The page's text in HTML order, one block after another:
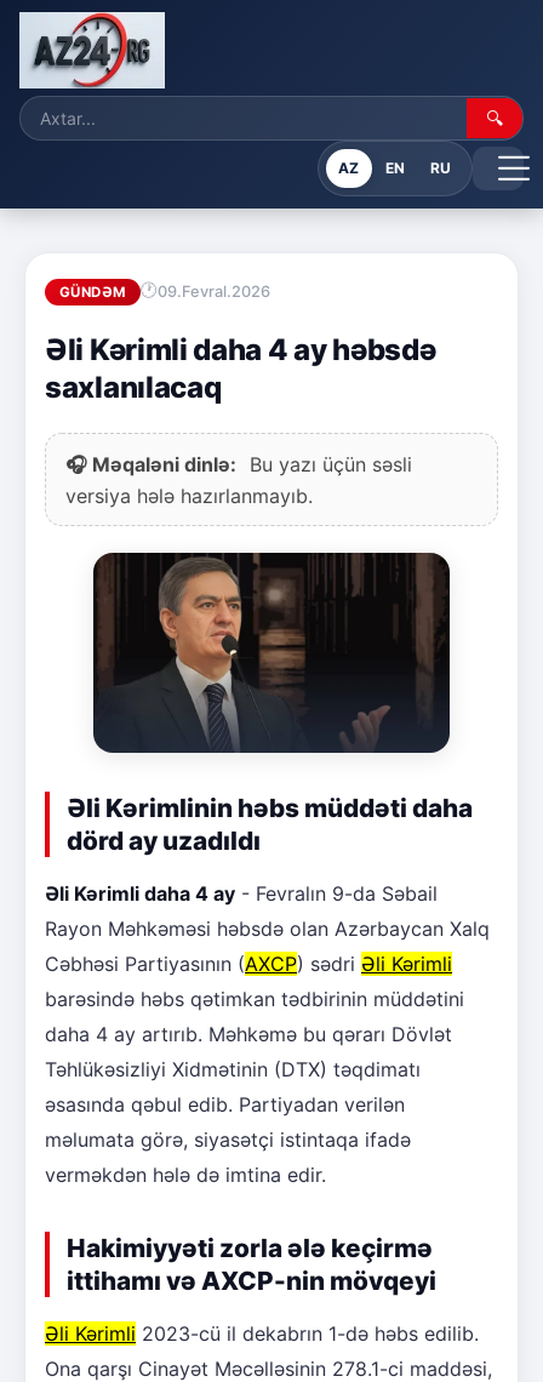
🔍
AZ EN RU
GÜNDƏM 09.Fevral.2026
Əli Kərimli daha 4 ay həbsdə
saxlanılacaq
🎧 Məqaləni dinlə:
Bu yazı üçün səsli
versiya hələ hazırlanmayıb.
Əli Kərimlinin həbs müddəti daha
dörd ay uzadıldı
Əli Kərimli daha 4 ay - Fevralın 9-da Səbail
Rayon Məhkəməsi həbsdə olan Azərbaycan Xalq
Cəbhəsi Partiyasının (AXCP) sədri Əli Kərimli
barəsində həbs qətimkan tədbirinin müddətini
daha 4 ay artırıb. Məhkəmə bu qərarı Dövlət
Təhlükəsizliyi Xidmətinin (DTX) təqdimatı
əsasında qəbul edib. Partiyadan verilən
məlumata görə, siyasətçi istintaqa ifadə
verməkdən hələ də imtina edir.
Hakimiyyəti zorla ələ keçirmə
ittihamı və AXCP-nin mövqeyi
Əli Kərimli 2023-cü il dekabrın 1-də həbs edilib.
Ona qarşı Cinayət Məcəlləsinin 278.1-ci maddəsi,